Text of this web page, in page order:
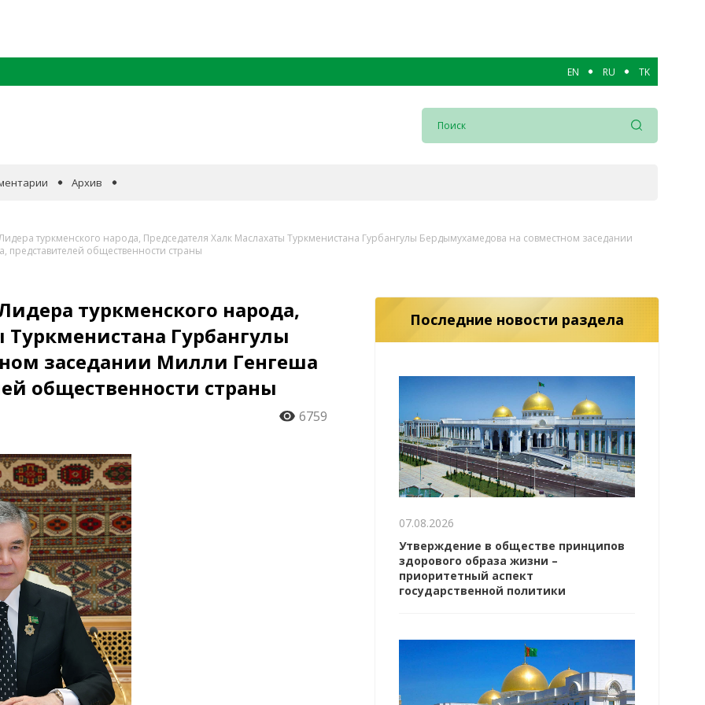
EN RU TK
Архив
туркменского народа, Председателя Халк Маслахаты Туркменистана Гурбангулы Бердымухамедова на совместном заседании
представителей общественности страны
туркменского народа,
Гурбангулы
заседании Милли Генгеша
общественности страны
6759
Последние новости раздела
07.08.2026
Утверждение в обществе принципов
здорового образа жизни –
приоритетный аспект
государственной политики